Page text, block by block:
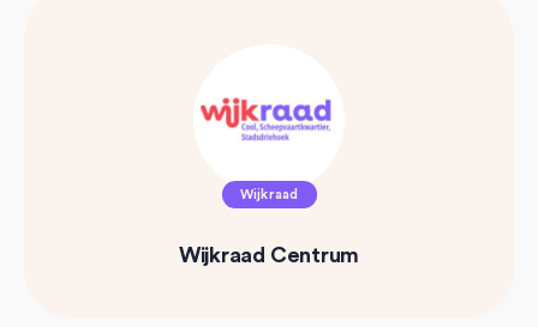
Wijkraad
Wijkraad Centrum